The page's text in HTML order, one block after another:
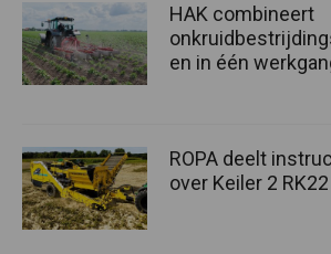
HAK combineert
en in één
ROPA deelt
over Keiler 2 RK22